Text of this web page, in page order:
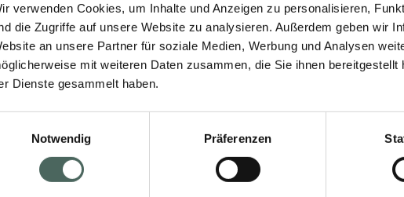
verwenden Cookies, um Inhalte und Anzeigen zu personalisieren,
die Zugriffe auf unsere Website zu analysieren. Außerdem geben wir
an unsere Partner für soziale Medien, Werbung und Analysen
mit weiteren Daten zusammen, die Sie ihnen
Dienste gesammelt haben.
Notwendig
Präferenzen
DAS GRÜNE BAD
VON MORGEN